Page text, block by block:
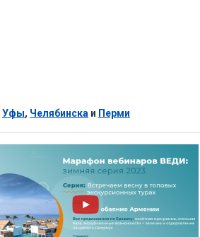
Уфы, Челябинска и Перми